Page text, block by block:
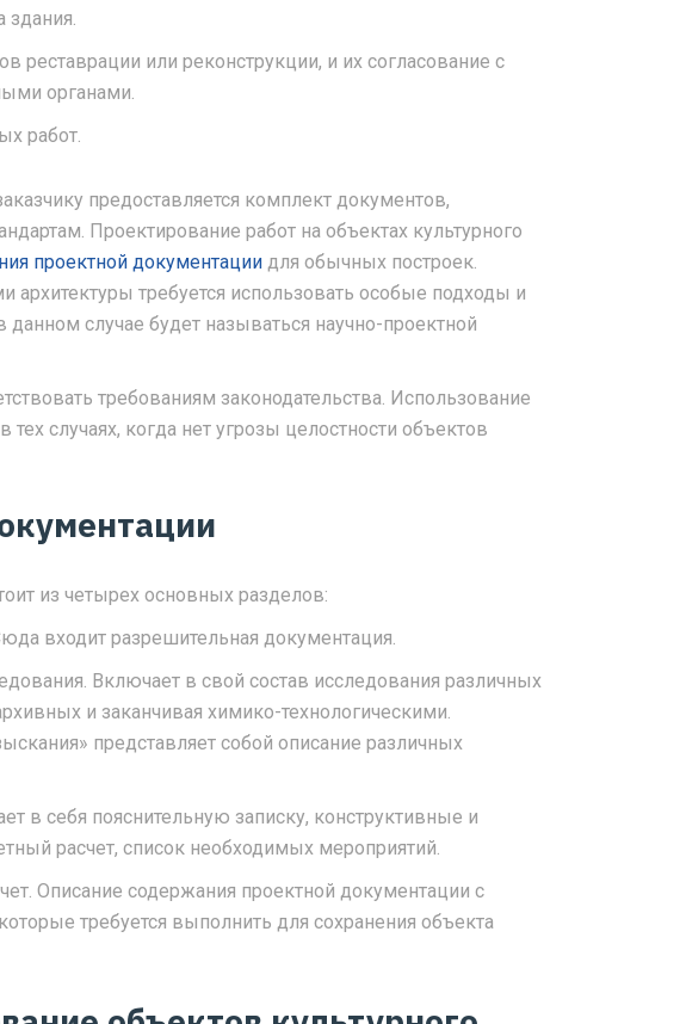
здания.
реставрации или реконструкции, и их согласование с
органами.
работ.
предоставляется комплект документов,
Проектирование работ на объектах культурного
проектной документации для обычных построек.
архитектуры требуется использовать особые подходы и
случае будет называться научно-проектной
требованиям законодательства. Использование
случаях, когда нет угрозы целостности объектов
из четырех основных разделов:
входит разрешительная документация.
Включает в свой состав исследования различных
и заканчивая химико-технологическими.
представляет собой описание различных
в себя пояснительную записку, конструктивные и
расчет, список необходимых мероприятий.
Описание содержания проектной документации с
требуется выполнить для сохранения объекта